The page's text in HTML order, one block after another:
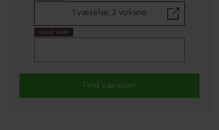
1 værelse, 2 voksne
Rabat kode